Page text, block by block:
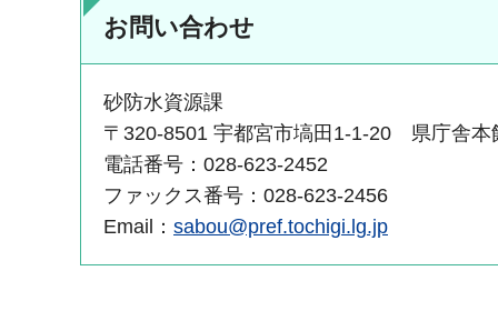
お問い合わせ
砂防水資源課
〒320-8501 宇都宮市塙田1-1-20 県庁舎本
電話番号：028-623-2452
ファックス番号：028-623-2456
Email： sabou@pref.tochigi.lg.jp